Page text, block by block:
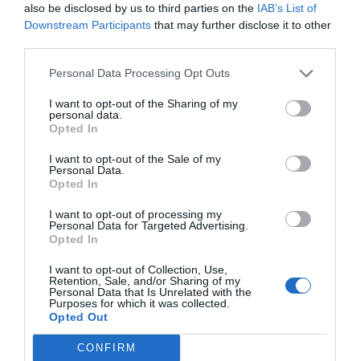
also be disclosed by us to third parties on the IAB’s List of
Downstream Participants that may further disclose it to other
Personal Data Processing Opt Outs
I want to opt-out of the Sharing of my
personal data.
Opted In
I want to opt-out of the Sale of my
Personal Data.
Opted In
I want to opt-out of processing my
Personal Data for Targeted Advertising.
Opted In
I want to opt-out of Collection, Use,
Retention, Sale, and/or Sharing of my
Personal Data that Is Unrelated with the
Purposes for which it was collected.
Opted Out
CONFIRM
LaLiga
Liga F
Compartir
Publicidad
2Playbook Club2P